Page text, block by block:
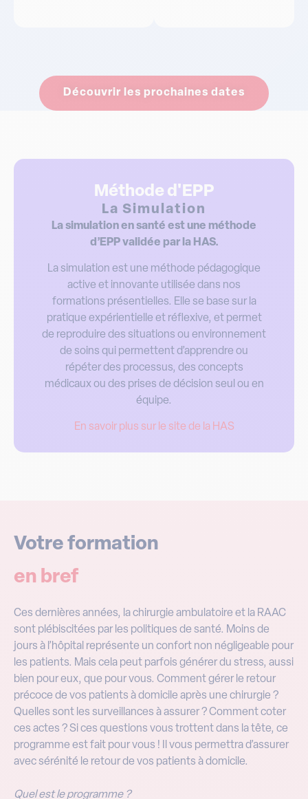
Découvrir les prochaines dates
La Simulation
La simulation en santé est une méthode
d’EPP validée par la HAS.
La simulation est une méthode pédagogique
active et innovante utilisée dans nos
formations présentielles. Elle se base sur la
pratique expérientielle et réflexive, et permet
de reproduire des situations ou environnement
de soins qui permettent d’apprendre ou
répéter des processus, des concepts
médicaux ou des prises de décision seul ou en
équipe.
En savoir plus sur le site de la HAS
sont plébiscitées par les politiques de santé. Moins de
jours à l’hôpital représente un confort non négligeable pour
les patients. Mais cela peut parfois générer du stress, aussi
bien pour eux, que pour vous. Comment gérer le retour
précoce de vos patients à domicile après une chirurgie ?
Quelles sont les surveillances à assurer ? Comment coter
ces actes ? Si ces questions vous trottent dans la tête, ce
programme est fait pour vous ! Il vous permettra d’assurer
avec sérénité le retour de vos patients à domicile.
La formation en présentiel se tiendra sur 2 jours. Une